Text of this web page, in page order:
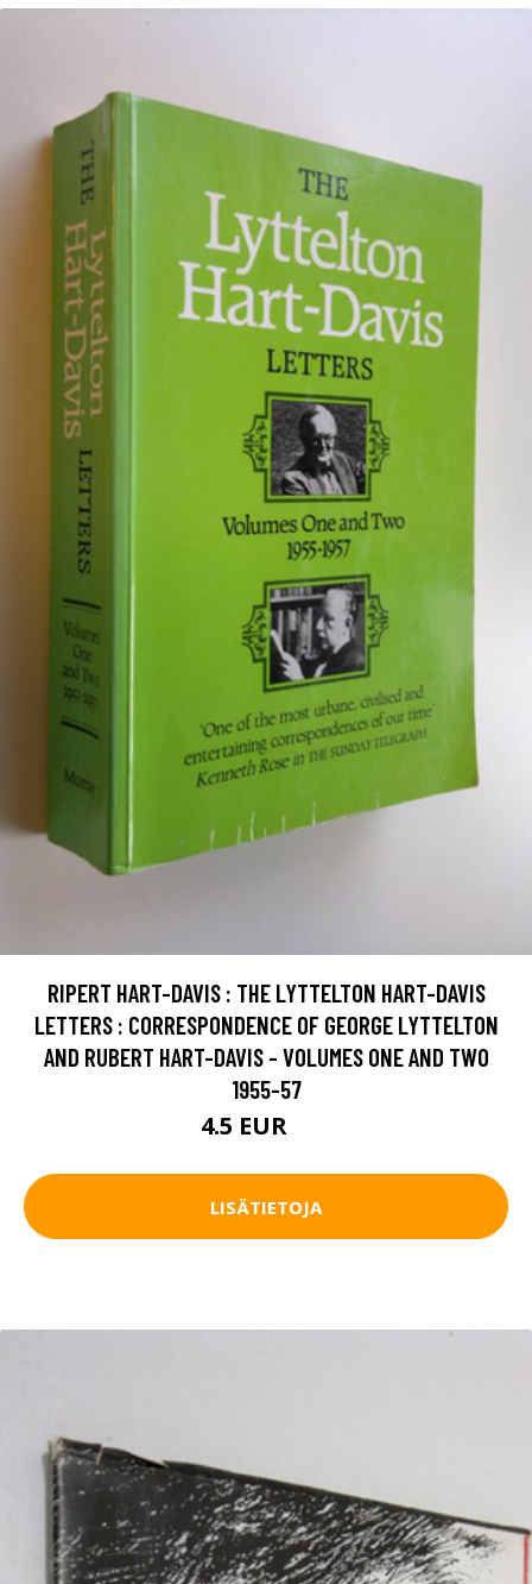
RIPERT HART-DAVIS : THE LYTTELTON HART-DAVIS
LETTERS : CORRESPONDENCE OF GEORGE LYTTELTON
AND RUBERT HART-DAVIS - VOLUMES ONE AND TWO
1955-57
4.5 EUR
LISÄTIETOJA